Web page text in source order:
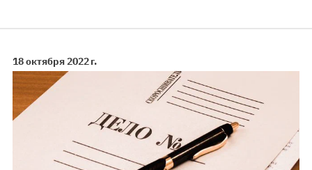
18 октября 2022 г.